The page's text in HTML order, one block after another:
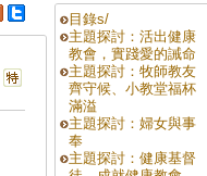
目錄s/
主題探討：活出健康
教會，實踐愛的誡命
主題探討：牧師教友
齊守候、小教堂福杯
滿溢
主題探討：婦女與事
奉
主題探討：健康基督